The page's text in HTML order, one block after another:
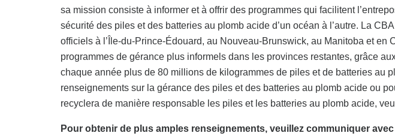
sa mission consiste à informer et à offrir des programmes qui facilitent
sécurité des piles et des batteries au plomb acide d’un océan à l’autre. La
officiels à l’Île-du-Prince-Édouard, au Nouveau-Brunswick, au Manitoba et en
programmes de gérance plus informels dans les provinces restantes, grâce
chaque année plus de 80 millions de kilogrammes de piles et de batteries au
renseignements sur la gérance des piles et des batteries au plomb acide ou
recyclera de manière responsable les piles et les batteries au plomb acide,
Pour obtenir de plus amples renseignements, veuillez communiquer avec